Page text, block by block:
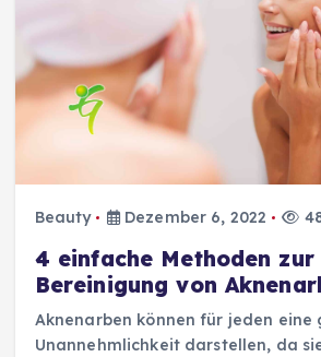
Beauty Dezember 6, 2022
4 einfache Methoden zur
Bereinigung von
Aknenarben können für jeden eine
Unannehmlichkeit darstellen, da